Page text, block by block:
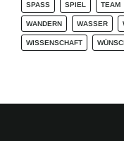
SPASS SPIEL TEAM
WANDERN WASSER
WISSENSCHAFT